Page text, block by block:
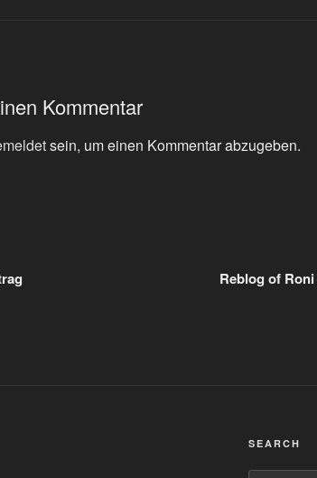
Kommentar
sein, um einen Kommentar abzugeben.
Reblog of
SEARCH